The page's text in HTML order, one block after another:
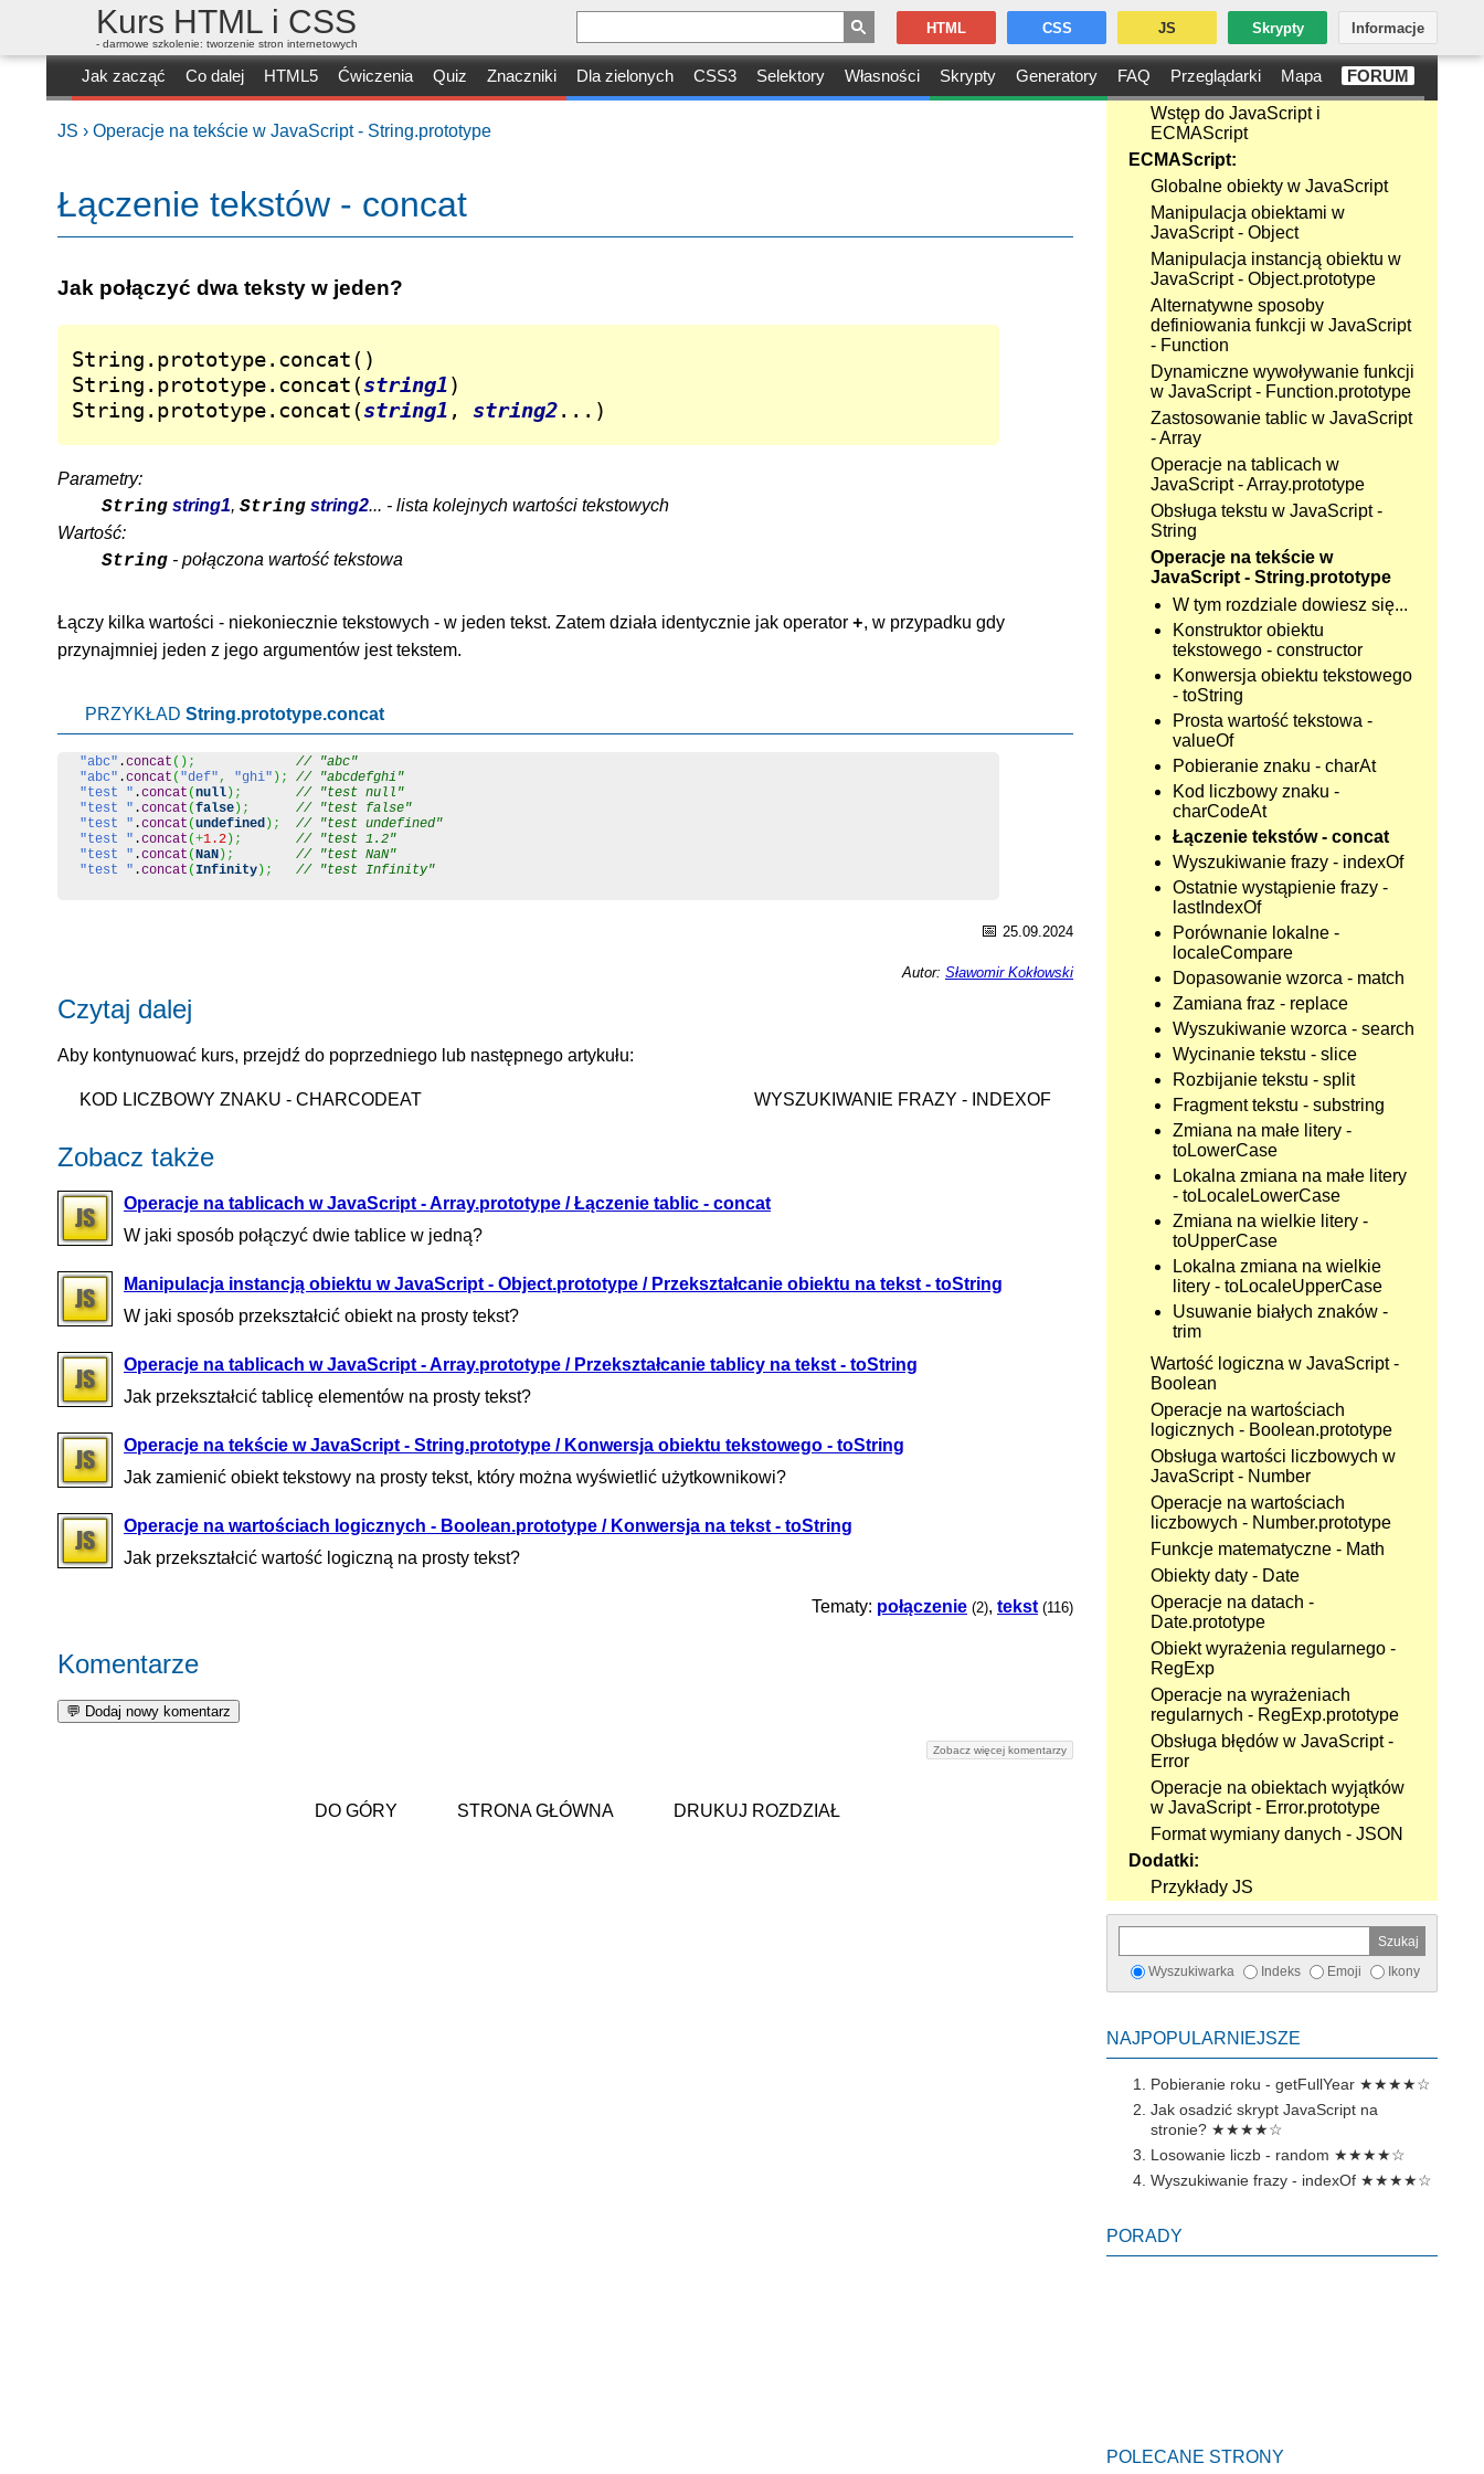
Kurs HTML i CSS
- darmowe szkolenie: tworzenie stron internetowych
Jak zacząć Co dalej HTML5 Ćwiczenia Quiz Znaczniki Dla zielonych CSS3 Selektory Własności Skrypty Generatory FAQ Przeglądarki Mapa FORUM
HTML CSS JS
Wstęp do JavaScript i
ECMAScript
ECMAScript:
Globalne obiekty w JavaScript
Manipulacja obiektami w
JavaScript - Object
Manipulacja instancją obiektu w
JavaScript - Object.prototype
Alternatywne sposoby
definiowania funkcji w JavaScript
- Function
Dynamiczne wywoływanie funkcji
w JavaScript - Function.prototype
Zastosowanie tablic w JavaScript
- Array
Operacje na tablicach w
JavaScript - Array.prototype
Obsługa tekstu w JavaScript -
String
Operacje na tekście w
JavaScript - String.prototype
W tym rozdziale dowiesz się...
Konstruktor obiektu
tekstowego - constructor
Konwersja obiektu tekstowego
- toString
Prosta wartość tekstowa -
valueOf
Pobieranie znaku - charAt
Kod liczbowy znaku -
charCodeAt
Łączenie tekstów - concat
Wyszukiwanie frazy - indexOf
Ostatnie wystąpienie frazy -
lastIndexOf
Porównanie lokalne -
localeCompare
Dopasowanie wzorca - match
Zamiana fraz - replace
Wyszukiwanie wzorca - search
Wycinanie tekstu - slice
Rozbijanie tekstu - split
Fragment tekstu - substring
Zmiana na małe litery -
toLowerCase
Lokalna zmiana na małe litery
- toLocaleLowerCase
Zmiana na wielkie litery -
toUpperCase
Lokalna zmiana na wielkie
litery - toLocaleUpperCase
Usuwanie białych znaków -
trim
Wartość logiczna w JavaScript -
Boolean
Operacje na wartościach
logicznych - Boolean.prototype
Obsługa wartości liczbowych w
JavaScript - Number
Operacje na wartościach
liczbowych - Number.prototype
Funkcje matematyczne - Math
Obiekty daty - Date
Operacje na datach -
Date.prototype
Obiekt wyrażenia regularnego -
RegExp
Operacje na wyrażeniach
regularnych - RegExp.prototype
Obsługa błędów w JavaScript -
Error
Operacje na obiektach wyjątków
w JavaScript - Error.prototype
Format wymiany danych - JSON
Dodatki:
Przykłady JS
Skrypty Informacje
Wyszukiwarka Indeks Emoji Ikony
NAJPOPULARNIEJSZE
Pobieranie roku - getFullYear ★★★★☆
Jak osadzić skrypt JavaScript na
stronie? ★★★★☆
Losowanie liczb - random ★★★★☆
Wyszukiwanie frazy - indexOf ★★★★☆
PORADY
POLECANE STRONY
JS › Operacje na tekście w JavaScript - String.prototype
Łączenie tekstów - concat
Jak połączyć dwa teksty w jeden?
String.prototype.concat()
String.prototype.concat(string1)
String.prototype.concat(string1 , string2...)
Parametry:
String string1, String string2... - lista kolejnych wartości tekstowych
Wartość:
String - połączona wartość tekstowa
Łączy kilka wartości - niekoniecznie tekstowych - w jeden tekst. Zatem działa identycznie jak operator +, w przypadku gdy
przynajmniej jeden z jego argumentów jest tekstem.
PRZYKŁAD String.prototype.concat
"abc" .concat ( ) ;
// "abc"
"abc" .concat ( "def" , "ghi" ) ;
// "abcdefghi"
"test " .concat (null ) ;
// "test null"
"test " .concat (false ) ;
// "test false"
"test " .concat (undefined ) ;
// "test undefined"
"test " .concat (+1.2 ) ;
// "test 1.2"
"test " .concat (NaN ) ;
// "test NaN"
"test " .concat ( Infinity ) ; // "test Infinity"
📅 25.09.2024
Autor: Sławomir Kokłowski
Czytaj dalej
Aby kontynuować kurs, przejdź do poprzedniego lub następnego artykułu:
KOD LICZBOWY ZNAKU - CHARCODEAT WYSZUKIWANIE FRAZY - INDEXOF
Zobacz także
Operacje na tablicach w JavaScript - Array.prototype / Łączenie tablic - concat
W jaki sposób połączyć dwie tablice w jedną?
Manipulacja instancją obiektu w JavaScript - Object.prototype / Przekształcanie obiektu na tekst - toString
W jaki sposób przekształcić obiekt na prosty tekst?
Operacje na tablicach w JavaScript - Array.prototype / Przekształcanie tablicy na tekst - toString
Jak przekształcić tablicę elementów na prosty tekst?
Operacje na tekście w JavaScript - String.prototype / Konwersja obiektu tekstowego - toString
Jak zamienić obiekt tekstowy na prosty tekst, który można wyświetlić użytkownikowi?
Operacje na wartościach logicznych - Boolean.prototype / Konwersja na tekst - toString
Jak przekształcić wartość logiczną na prosty tekst?
Tematy: połączenie (2), tekst (116)
Komentarze
Zobacz więcej komentarzy
DO GÓRY STRONA GŁÓWNA DRUKUJ ROZDZIAŁ